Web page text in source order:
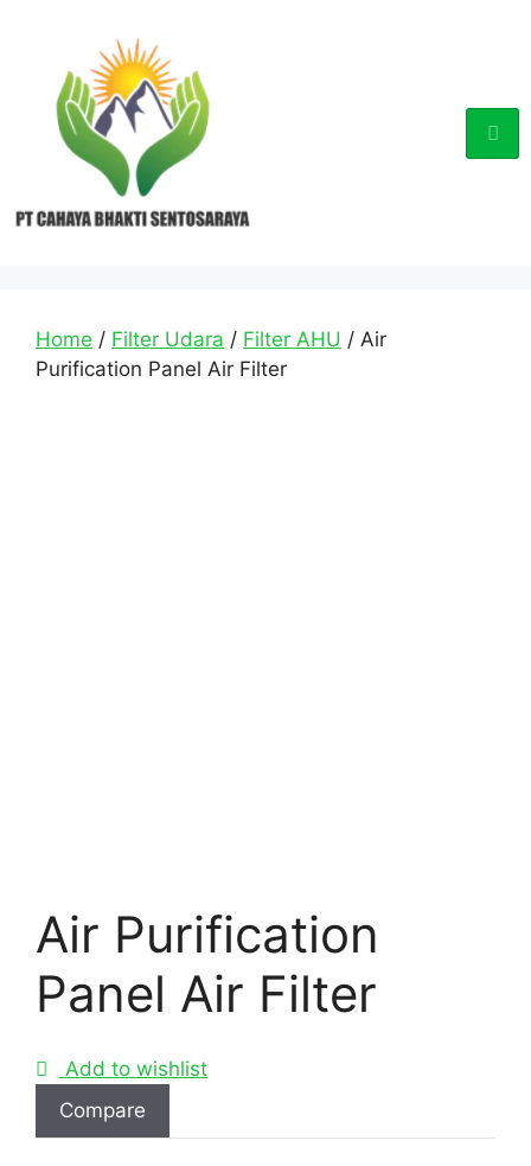
Home / Filter Udara / Filter AHU / Air
Purification Panel Air Filter
Air Purification
Panel Air Filter
Add to wishlist
Compare